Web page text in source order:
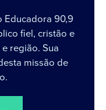
Educadora 90,9
fiel, cristão e
região. Sua
missão de